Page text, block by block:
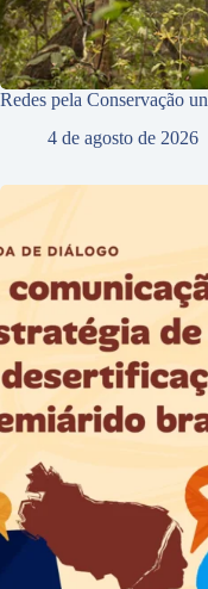
Redes pela Conservação
4 de agosto de 2026